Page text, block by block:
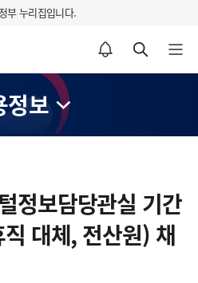
부 누리집입니다.
알림설정 바로가기 검색 바로가기 메뉴 열기
정보
정보담당관실 기간
대체, 전산원) 채